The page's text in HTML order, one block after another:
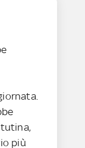
più